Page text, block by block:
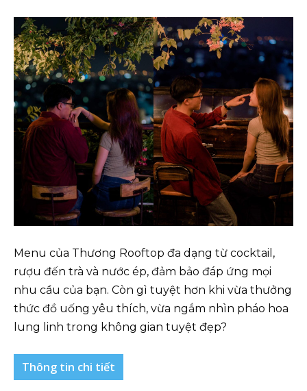
Menu của Thương Rooftop đa dạng từ cocktail,
rượu đến trà và nước ép, đảm bảo đáp ứng mọi
nhu cầu của bạn. Còn gì tuyệt hơn khi vừa thưởng
thức đồ uống yêu thích, vừa ngắm nhìn pháo hoa
lung linh trong không gian tuyệt đẹp?
Thông tin chi tiết